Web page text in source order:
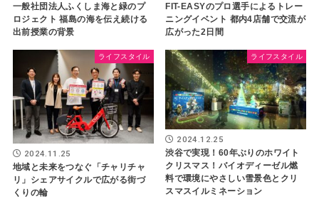
一般社団法人ふくしま海と緑のプ
ロジェクト 福島の海を伝え続ける
出前授業の背景
FIT-EASYのプロ選手によるトレー
ニングイベント 都内4店舗で交流が
広がった2日間
ライフスタイル
2024.11.25
地域と未来をつなぐ「チャリチャ
リ」シェアサイクルで広がる街づ
くりの輪
ライフスタイル
2024.12.25
渋谷で実現！60年ぶりのホワイト
クリスマス！バイオディーゼル燃
料で環境にやさしい雪景色とクリ
スマスイルミネーション